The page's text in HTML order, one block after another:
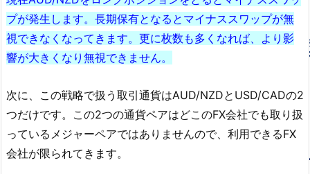
プが発生します。長期保有となるとマイナススワップが無
視できなくなってきます。更に枚数も多くなれば、より影
響が大きくなり無視できません。
次に、この戦略で扱う取引通貨はAUD/NZDとUSD/CADの2
つだけです。この2つの通貨ペアはどこのFX会社でも取り扱
っているメジャーペアではありませんので、利用できるFX
会社が限られてきます。